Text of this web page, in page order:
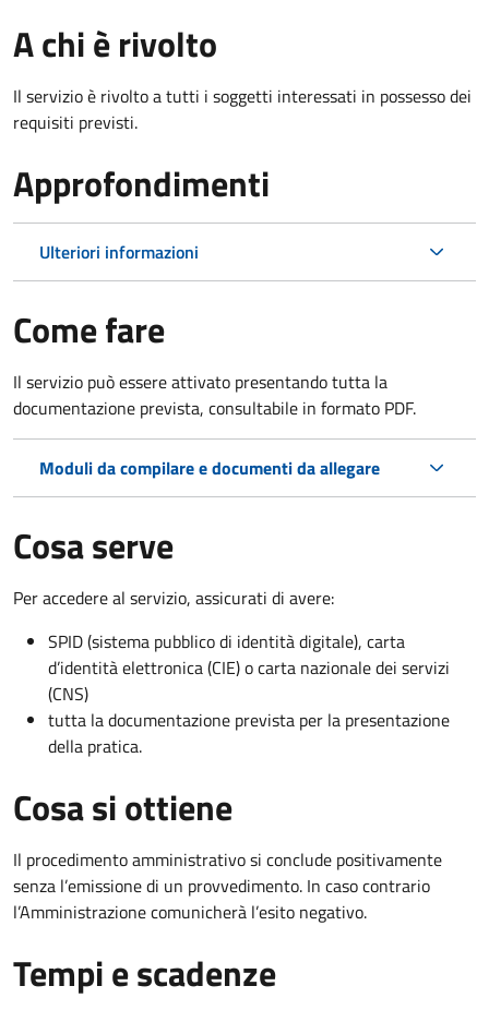
A chi è rivolto
Il servizio è rivolto a tutti i soggetti interessati in possesso dei
requisiti previsti.
Approfondimenti
Ulteriori informazioni
Come fare
Il servizio può essere attivato presentando tutta la
documentazione prevista, consultabile in formato PDF.
Moduli da compilare e documenti da allegare
Cosa serve
Per accedere al servizio, assicurati di avere:
SPID (sistema pubblico di identità digitale), carta
d’identità elettronica (CIE) o carta nazionale dei servizi
(CNS)
tutta la documentazione prevista per la presentazione
della pratica.
Cosa si ottiene
Il procedimento amministrativo si conclude positivamente
senza l’emissione di un provvedimento. In caso contrario
l’Amministrazione comunicherà l’esito negativo.
Tempi e scadenze